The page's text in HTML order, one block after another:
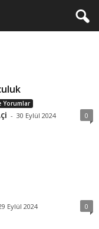
Yorumlar
- 30 Eylül 2024 0
Eylül 2024 0